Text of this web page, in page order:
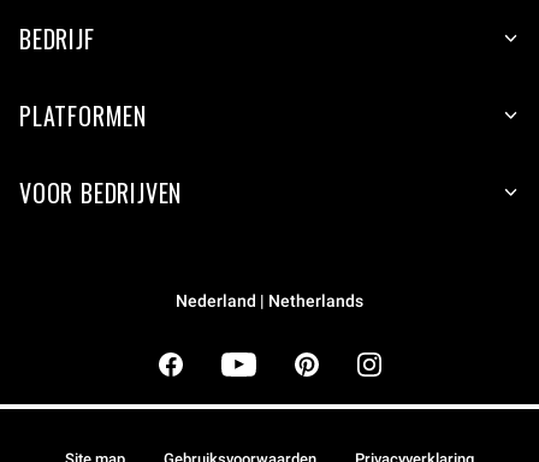
BEDRIJF
PLATFORMEN
VOOR BEDRIJVEN
Nederland | Netherlands